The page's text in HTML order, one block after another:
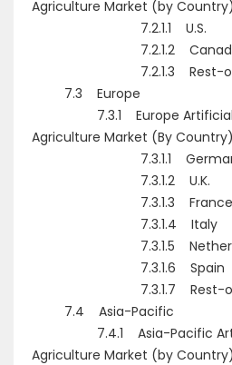
Agriculture Market (by Country)
7.2.1.1 U.S.
7.2.1.2
7.2.1.3 Rest-of-
7.3 Europe
7.3.1 Europe Artificial
Agriculture Market (By Country)
7.3.1.1
7.3.1.2 U.K.
7.3.1.3 France
7.3.1.4 Italy
7.3.1.5
7.3.1.6 Spain
7.3.1.7 Rest-of-
7.4 Asia-Pacific
7.4.1 Asia-Pacific
Agriculture Market (by Country)